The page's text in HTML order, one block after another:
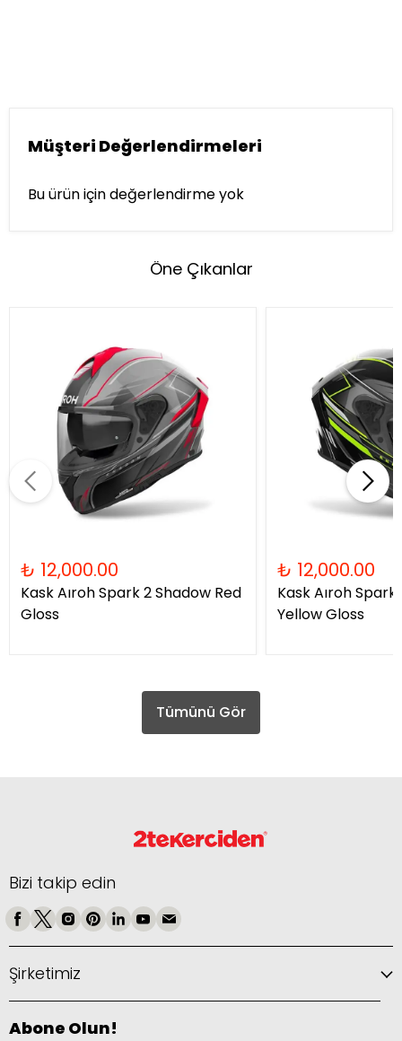
Müşteri Değerlendirmeleri
Bu ürün için değerlendirme yok
Öne Çıkanlar
₺ 12,000.00
Kask Aıroh Spark 2 Shadow Red
Gloss
₺ 12,000.00
Kask Aıroh
Yellow Gloss
Tümünü Gör
Bizi takip edin
Şirketimiz
Abone Olun!